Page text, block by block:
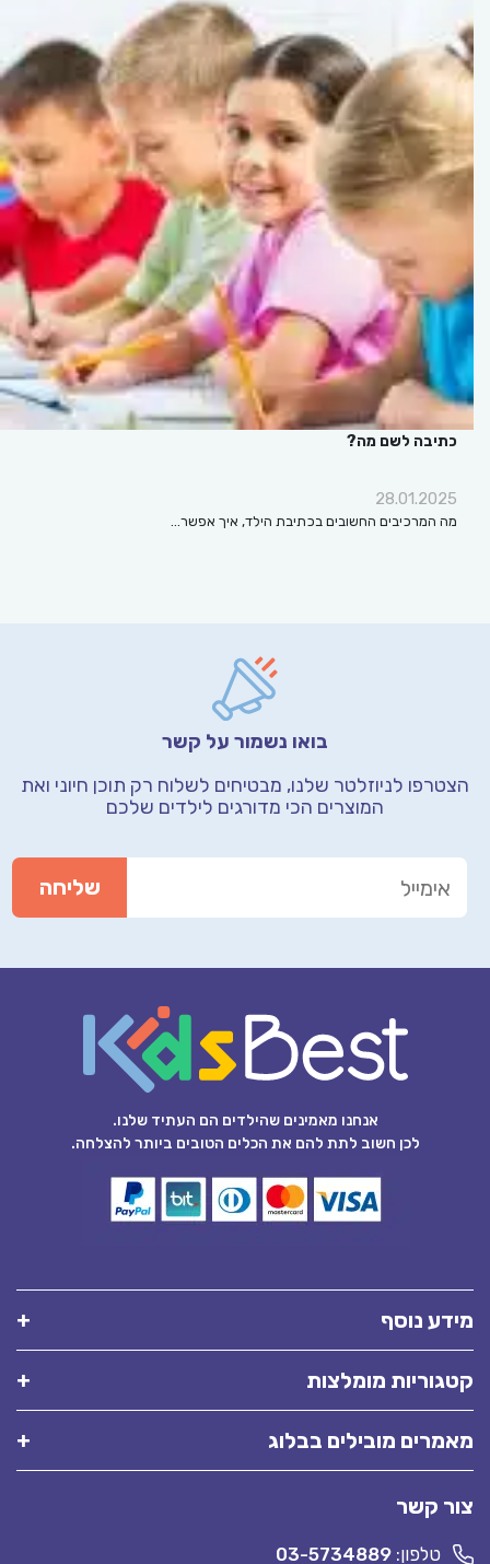
כתיבה לשם מה?
28.01.2025
מה המרכיבים החשובים בכתיבת הילד, איך אפשר…
בואו נשמור על קשר
הצטרפו לניוזלטר שלנו, מבטיחים לשלוח רק תוכן חיוני ואת
המוצרים הכי מדורגים לילדים שלכם
אנחנו מאמינים שהילדים הם העתיד שלנו.
לכן חשוב לתת להם את הכלים הטובים ביותר להצלחה.
מידע נוסף
קטגוריות מומלצות
מאמרים מובילים בבלוג
צור קשר
טלפון: 03-5734889